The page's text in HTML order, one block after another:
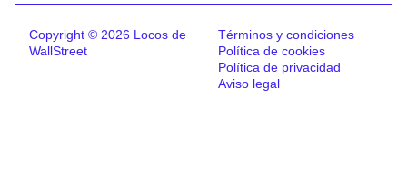
Copyright © 2026 Locos de
WallStreet
Términos y condiciones
Política de cookies
Política de privacidad
Aviso legal